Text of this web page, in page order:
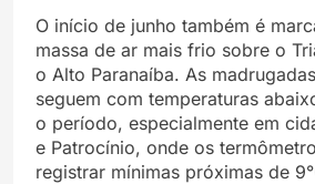
O início de junho também é
massa de ar mais frio sobre o
o Alto Paranaíba. As
seguem com temperaturas
o período, especialmente em
e Patrocínio, onde os
registrar mínimas próximas de